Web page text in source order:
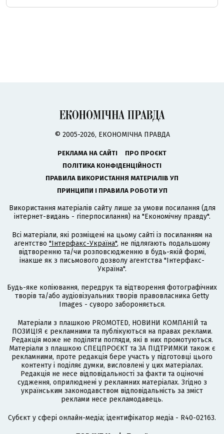
© 2005-2026, ЕКОНОМІЧНА ПРАВДА
РЕКЛАМА НА САЙТІ
ПРО ПРОЄКТ
ПОЛІТИКА КОНФІДЕНЦІЙНОСТІ
ПРАВИЛА ВИКОРИСТАННЯ МАТЕРІАЛІВ УП
ПРИНЦИПИ І ПРАВИЛА РОБОТИ УП
Використання матеріалів сайту лише за умови посилання (для
інтернет-видань - гіперпосилання) на "Економічну правду".
Всі матеріали, які розміщені на цьому сайті із посиланням на
агентство "Інтерфакс-Україна", не підлягають подальшому
відтворенню та/чи розповсюдженню в будь-якій формі,
інакше як з письмового дозволу агентства "Інтерфакс-
Україна".
Будь-яке копіювання, передрук та відтворення фотографічних
творів та/або аудіовізуальних творів правовласника Getty
Images - суворо забороняється.
Матеріали з плашкою PROMOTED, НОВИНИ КОМПАНІЙ та
ПОЗИЦІЯ є рекламними та публікуються на правах реклами.
Редакція може не поділяти погляди, які в них промотуються.
Матеріали з плашкою СПЕЦПРОЄКТ та ЗА ПІДТРИМКИ також є
рекламними, проте редакція бере участь у підготовці цього
контенту і поділяє думки, висловлені у цих матеріалах.
Редакція не несе відповідальності за факти та оціночні
судження, оприлюднені у рекламних матеріалах. Згідно з
українським законодавством відповідальність за зміст
реклами несе рекламодавець.
Cубєкт у сфері онлайн-медіа; ідентифікатор медіа - R40-02163.